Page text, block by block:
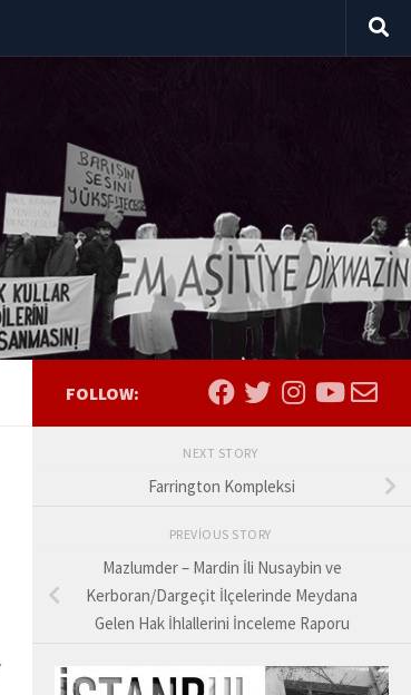
FOLLOW:
NEXT STORY
Farrington Kompleksi
PREVIOUS STORY
Mazlumder – Mardin İli Nusaybin ve
Kerboran/Dargeçit İlçelerinde Meydana
Gelen Hak İhlallerini İnceleme Raporu